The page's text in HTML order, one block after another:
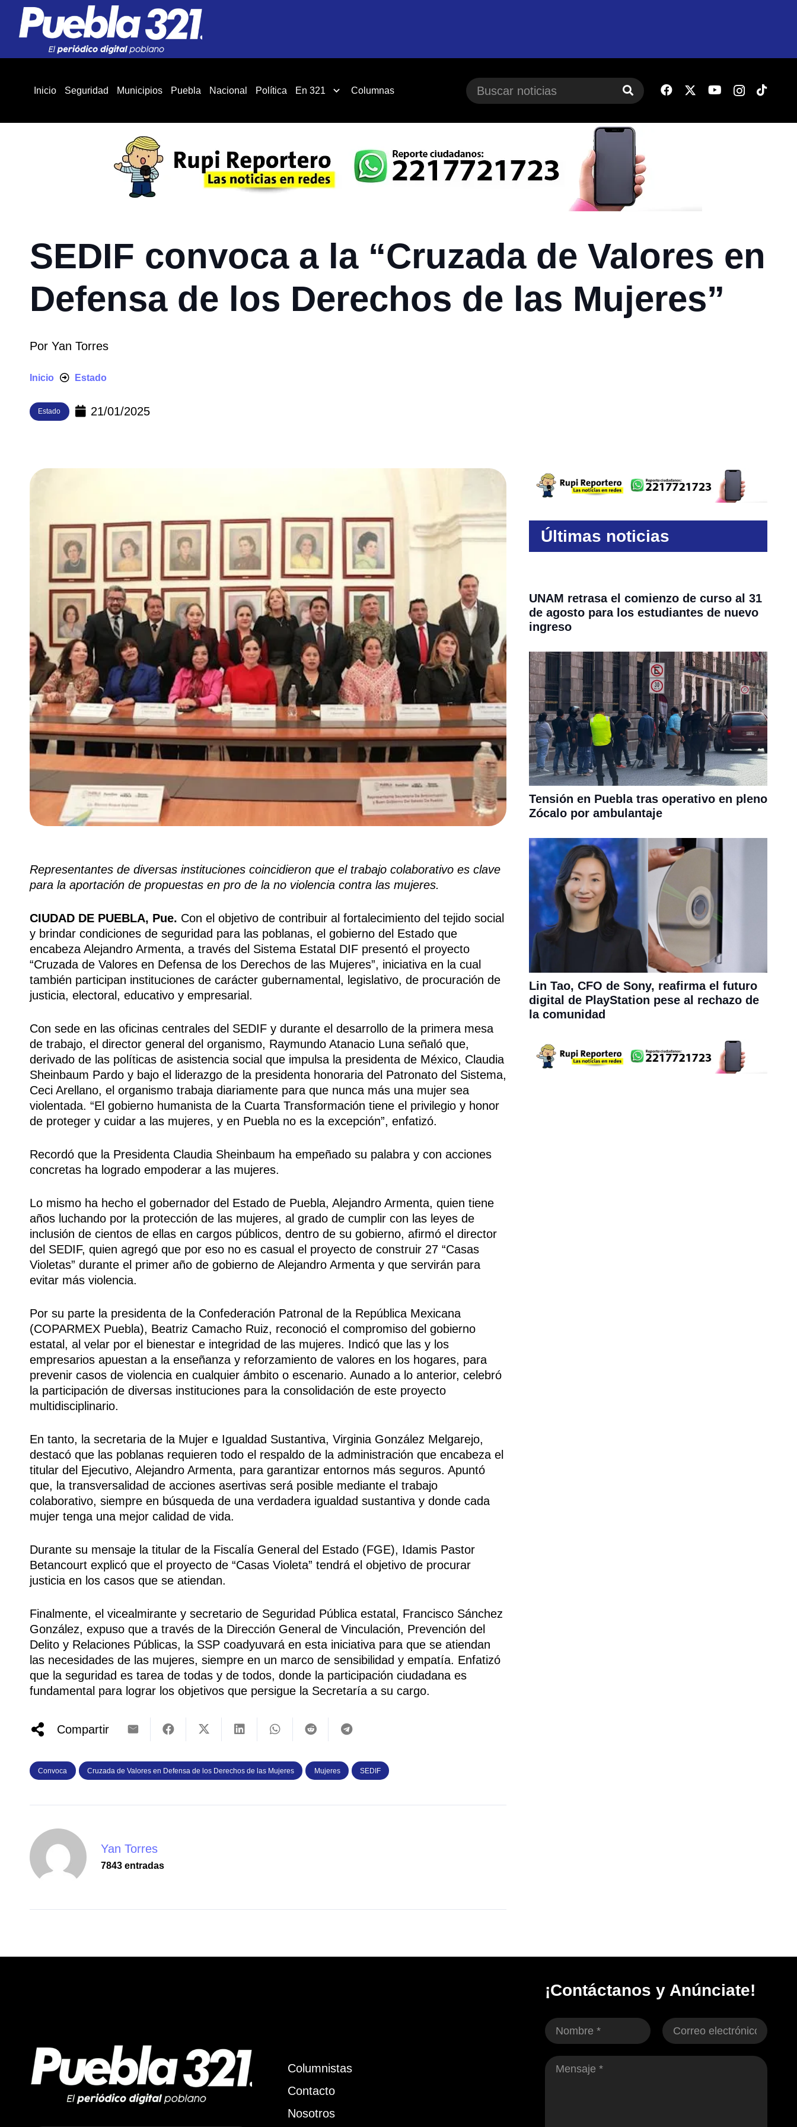
Inicio Seguridad Municipios Puebla Nacional Política En 321 Columnas
SEDIF convoca a la “Cruzada de Valores en
Defensa de los Derechos de las Mujeres”
Por Yan Torres
Inicio Estado
Estado 21/01/2025
Representantes de diversas instituciones coincidieron que el trabajo colaborativo es clave
para la aportación de propuestas en pro de la no violencia contra las mujeres.
CIUDAD DE PUEBLA, Pue. Con el objetivo de contribuir al fortalecimiento del tejido social
y brindar condiciones de seguridad para las poblanas, el gobierno del Estado que
encabeza Alejandro Armenta, a través del Sistema Estatal DIF presentó el proyecto
“Cruzada de Valores en Defensa de los Derechos de las Mujeres”, iniciativa en la cual
también participan instituciones de carácter gubernamental, legislativo, de procuración de
justicia, electoral, educativo y empresarial.
Con sede en las oficinas centrales del SEDIF y durante el desarrollo de la primera mesa
de trabajo, el director general del organismo, Raymundo Atanacio Luna señaló que,
derivado de las políticas de asistencia social que impulsa la presidenta de México, Claudia
Sheinbaum Pardo y bajo el liderazgo de la presidenta honoraria del Patronato del Sistema,
Ceci Arellano, el organismo trabaja diariamente para que nunca más una mujer sea
violentada. “El gobierno humanista de la Cuarta Transformación tiene el privilegio y honor
de proteger y cuidar a las mujeres, y en Puebla no es la excepción”, enfatizó.
Recordó que la Presidenta Claudia Sheinbaum ha empeñado su palabra y con acciones
concretas ha logrado empoderar a las mujeres.
Lo mismo ha hecho el gobernador del Estado de Puebla, Alejandro Armenta, quien tiene
años luchando por la protección de las mujeres, al grado de cumplir con las leyes de
inclusión de cientos de ellas en cargos públicos, dentro de su gobierno, afirmó el director
del SEDIF, quien agregó que por eso no es casual el proyecto de construir 27 “Casas
Violetas” durante el primer año de gobierno de Alejandro Armenta y que servirán para
evitar más violencia.
Por su parte la presidenta de la Confederación Patronal de la República Mexicana
(COPARMEX Puebla), Beatriz Camacho Ruiz, reconoció el compromiso del gobierno
estatal, al velar por el bienestar e integridad de las mujeres. Indicó que las y los
empresarios apuestan a la enseñanza y reforzamiento de valores en los hogares, para
prevenir casos de violencia en cualquier ámbito o escenario. Aunado a lo anterior, celebró
la participación de diversas instituciones para la consolidación de este proyecto
multidisciplinario.
En tanto, la secretaria de la Mujer e Igualdad Sustantiva, Virginia González Melgarejo,
destacó que las poblanas requieren todo el respaldo de la administración que encabeza el
titular del Ejecutivo, Alejandro Armenta, para garantizar entornos más seguros. Apuntó
que, la transversalidad de acciones asertivas será posible mediante el trabajo
colaborativo, siempre en búsqueda de una verdadera igualdad sustantiva y donde cada
mujer tenga una mejor calidad de vida.
Durante su mensaje la titular de la Fiscalía General del Estado (FGE), Idamis Pastor
Betancourt explicó que el proyecto de “Casas Violeta” tendrá el objetivo de procurar
justicia en los casos que se atiendan.
Finalmente, el vicealmirante y secretario de Seguridad Pública estatal, Francisco Sánchez
González, expuso que a través de la Dirección General de Vinculación, Prevención del
Delito y Relaciones Públicas, la SSP coadyuvará en esta iniciativa para que se atiendan
las necesidades de las mujeres, siempre en un marco de sensibilidad y empatía. Enfatizó
que la seguridad es tarea de todas y de todos, donde la participación ciudadana es
fundamental para lograr los objetivos que persigue la Secretaría a su cargo.
Compartir
Convoca Cruzada de Valores en Defensa de los Derechos de las Mujeres Mujeres SEDIF
Yan Torres
7843 entradas
Últimas noticias
UNAM retrasa el comienzo de curso al 31
de agosto para los estudiantes de nuevo
ingreso
Tensión en Puebla tras operativo en pleno
Zócalo por ambulantaje
Lin Tao, CFO de Sony, reafirma el futuro
digital de PlayStation pese al rechazo de
la comunidad
Columnistas
Contacto
Nosotros
¡Contáctanos y Anúnciate!